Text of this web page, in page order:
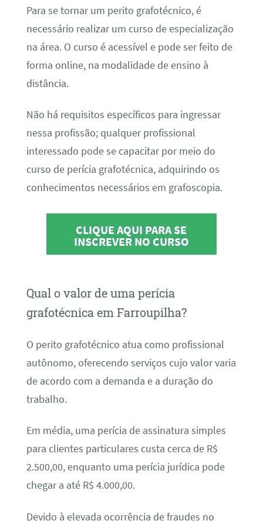
Para se tornar um perito grafotécnico, é
necessário realizar um curso de especialização
na área. O curso é acessível e pode ser feito de
forma online, na modalidade de ensino à
distância.
Não há requisitos específicos para ingressar
nessa profissão; qualquer profissional
interessado pode se capacitar por meio do
curso de perícia grafotécnica, adquirindo os
conhecimentos necessários em grafoscopia.
CLIQUE AQUI PARA SE
INSCREVER NO CURSO
Qual o valor de uma perícia
grafotécnica em Farroupilha?
O perito grafotécnico atua como profissional
autônomo, oferecendo serviços cujo valor varia
de acordo com a demanda e a duração do
trabalho.
Em média, uma perícia de assinatura simples
para clientes particulares custa cerca de R$
2.500,00, enquanto uma perícia jurídica pode
chegar a até R$ 4.000,00.
Devido à elevada ocorrência de fraudes no